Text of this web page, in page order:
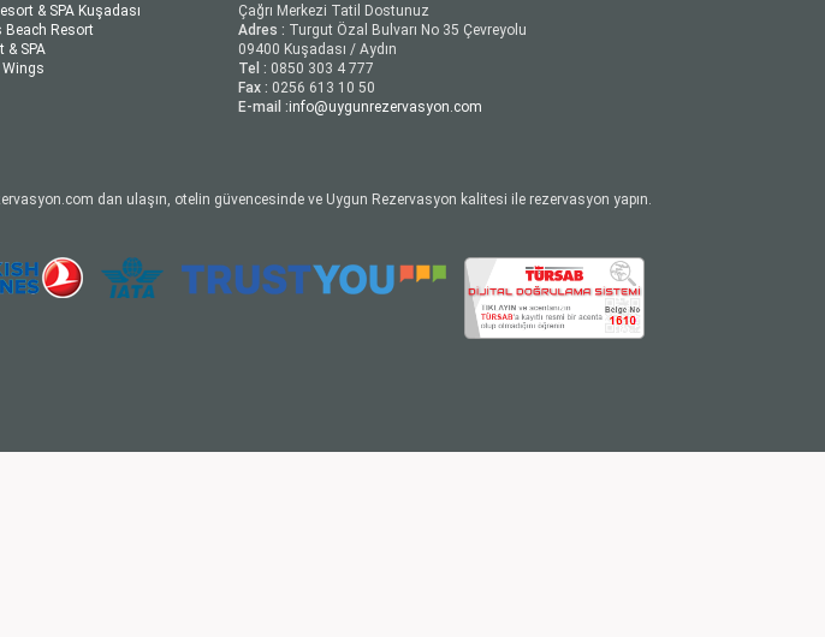
& SPA Kuşadası
Beach Resort
& SPA
Wings
Çağrı Merkezi Tatil Dostunuz
Adres : Turgut Özal Bulvarı No 35 Çevreyolu
09400 Kuşadası / Aydın
Tel : 0850 303 4 777
Fax : 0256 613 10 50
E-mail :info@uygunrezervasyon.com
dan ulaşın, otelin güvencesinde ve Uygun Rezervasyon kalitesi ile rezervasyon yapın.